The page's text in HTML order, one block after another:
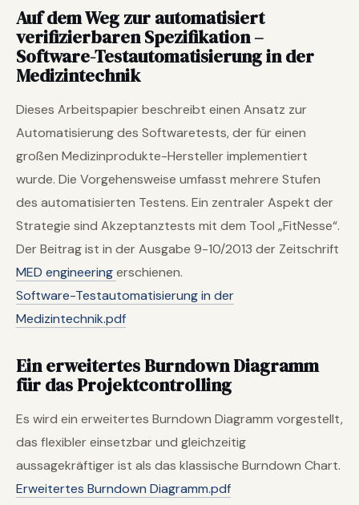
Auf dem Weg zur automatisiert
verifizierbaren Spezifikation –
Software-Testautomatisierung in der
Medizintechnik
Dieses Arbeitspapier beschreibt einen Ansatz zur
Automatisierung des Softwaretests, der für einen
großen Medizinprodukte-Hersteller implementiert
wurde. Die Vorgehensweise umfasst mehrere Stufen
des automatisierten Testens. Ein zentraler Aspekt der
Strategie sind Akzeptanztests mit dem Tool „FitNesse“.
Der Beitrag ist in der Ausgabe 9-10/2013 der Zeitschrift
MED engineeringerschienen.
Software-Testautomatisierung in der
Medizintechnik.pdf
Ein erweitertes Burndown Diagramm
für das Projektcontrolling
Es wird ein erweitertes Burndown Diagramm vorgestellt,
das flexibler einsetzbar und gleichzeitig
aussagekräftiger ist als das klassische Burndown Chart.
Erweitertes Burndown Diagramm.pdf